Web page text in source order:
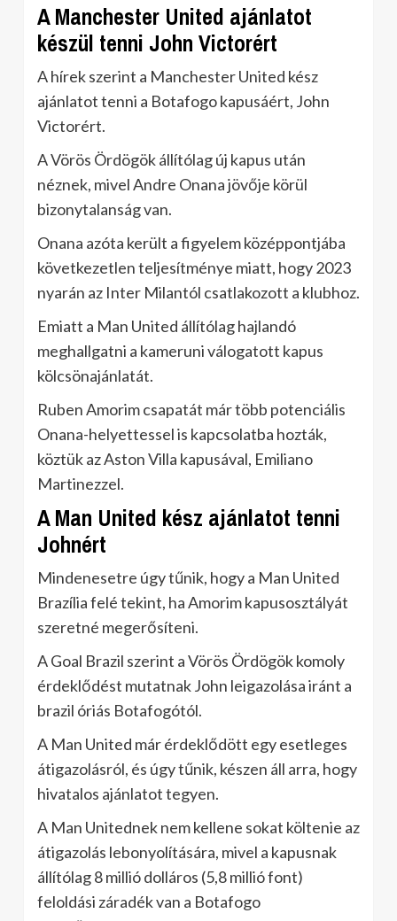
A Manchester United ajánlatot
készül tenni John Victorért
A hírek szerint a Manchester United kész
ajánlatot tenni a Botafogo kapusáért, John
Victorért.
A Vörös Ördögök állítólag új kapus után
néznek, mivel Andre Onana jövője körül
bizonytalanság van.
Onana azóta került a figyelem középpontjába
következetlen teljesítménye miatt, hogy 2023
nyarán az Inter Milantól csatlakozott a klubhoz.
Emiatt a Man United állítólag hajlandó
meghallgatni a kameruni válogatott kapus
kölcsönajánlatát.
Ruben Amorim csapatát már több potenciális
Onana-helyettessel is kapcsolatba hozták,
köztük az Aston Villa kapusával, Emiliano
Martinezzel.
A Man United kész ajánlatot tenni
Johnért
Mindenesetre úgy tűnik, hogy a Man United
Brazília felé tekint, ha Amorim kapusosztályát
szeretné megerősíteni.
A Goal Brazil szerint a Vörös Ördögök komoly
érdeklődést mutatnak John leigazolása iránt a
brazil óriás Botafogótól.
A Man United már érdeklődött egy esetleges
átigazolásról, és úgy tűnik, készen áll arra, hogy
hivatalos ajánlatot tegyen.
A Man Unitednek nem kellene sokat költenie az
átigazolás lebonyolítására, mivel a kapusnak
állítólag 8 millió dolláros (5,8 millió font)
feloldási záradék van a Botafogo